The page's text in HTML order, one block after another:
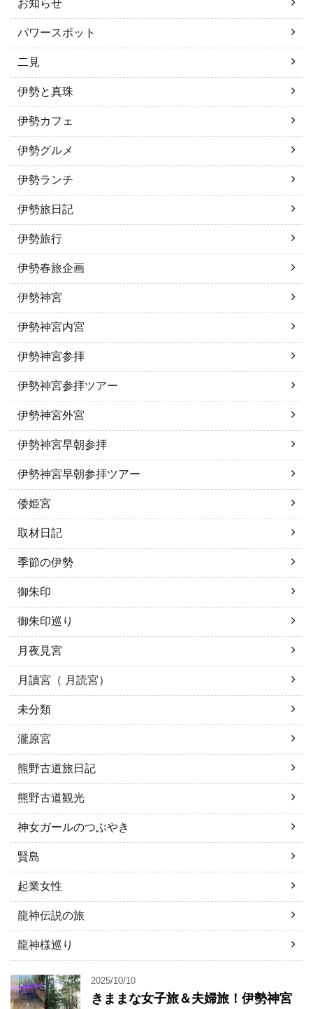
お知らせ
パワースポット
二見
伊勢と真珠
伊勢カフェ
伊勢グルメ
伊勢ランチ
伊勢旅日記
伊勢旅行
伊勢春旅企画
伊勢神宮
伊勢神宮内宮
伊勢神宮参拝
伊勢神宮参拝ツアー
伊勢神宮外宮
伊勢神宮早朝参拝
伊勢神宮早朝参拝ツアー
倭姫宮
取材日記
季節の伊勢
御朱印
御朱印巡り
月夜見宮
月讀宮（ 月読宮）
未分類
瀧原宮
熊野古道旅日記
熊野古道観光
神女ガールのつぶやき
賢島
起業女性
龍神伝説の旅
龍神様巡り
2025/10/10
きままな女子旅＆夫婦旅！伊勢神宮